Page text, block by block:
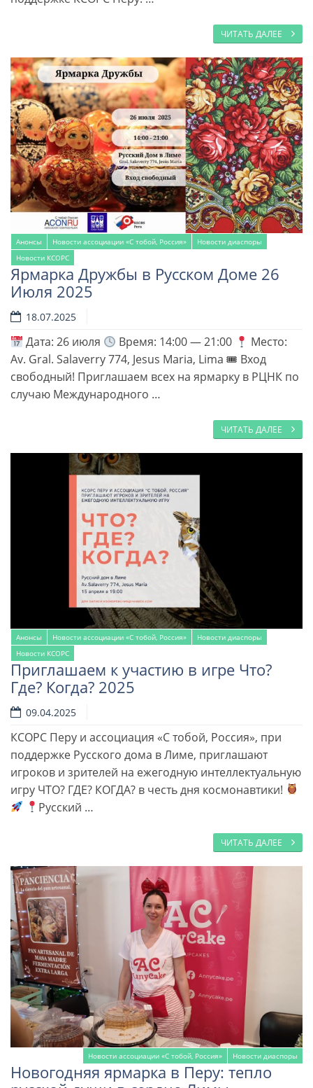
ЧИТАТЬ ДАЛЕЕ
Анонсы Новости ассоциации «С тобой, Россия»
Новости диаспоры
Новости КСОРС
Ярмарка Дружбы в Русском Доме 26
Июля 2025
18.07.2025
Дата: 26 июля Время: 14:00 — 21:00
Место:
Av. Gral. Salaverry 774, Jesus Maria, Lima 🎟 Вход
свободный! Приглашаем всех на ярмарку в РЦНК по
случаю Международного …
ЧИТАТЬ ДАЛЕЕ
Анонсы Новости ассоциации «С тобой, Россия»
Новости диаспоры
Новости КСОРС
Приглашаем к участию в игре Что?
Где? Когда? 2025
09.04.2025
КСОРС Перу и ассоциация «С тобой, Россия», при
поддержке Русского дома в Лиме, приглашают
игроков и зрителей на ежегодную интеллектуальную
игру ЧТО? ГДЕ? КОГДА? в честь дня космонавтики!
Русский …
ЧИТАТЬ ДАЛЕЕ
Новости ассоциации «С тобой, Россия» Новости диаспоры
Новогодняя ярмарка в Перу: тепло